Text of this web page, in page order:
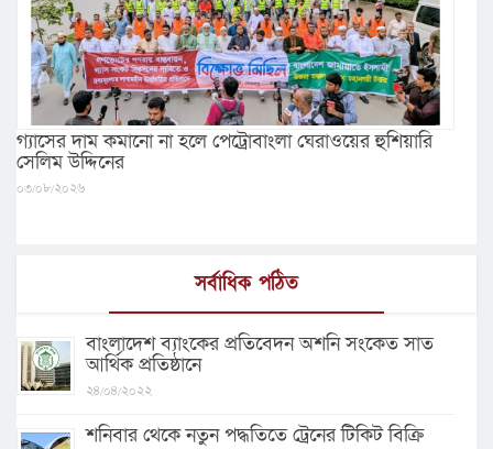
গ্যাসের দাম কমানো না হলে পেট্রোবাংলা ঘেরাওয়ের হুশিয়ারি
সেলিম উদ্দিনের
০৩/০৮/২০২৬
সর্বাধিক পঠিত
বাংলাদেশ ব্যাংকের প্রতিবেদন অশনি সংকেত সাত
আর্থিক প্রতিষ্ঠানে
২৪/০৪/২০২২
শনিবার থেকে নতুন পদ্ধতিতে ট্রেনের টিকিট বিক্রি